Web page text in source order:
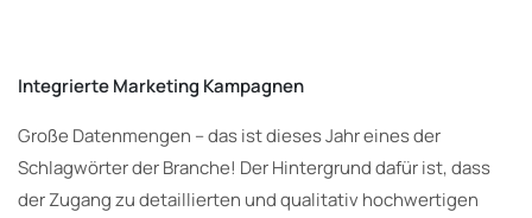
Integrierte Marketing Kampagnen
Große Datenmengen – das ist dieses Jahr eines der
Schlagwörter der Branche! Der Hintergrund dafür ist, dass
der Zugang zu detaillierten und qualitativ hochwertigen